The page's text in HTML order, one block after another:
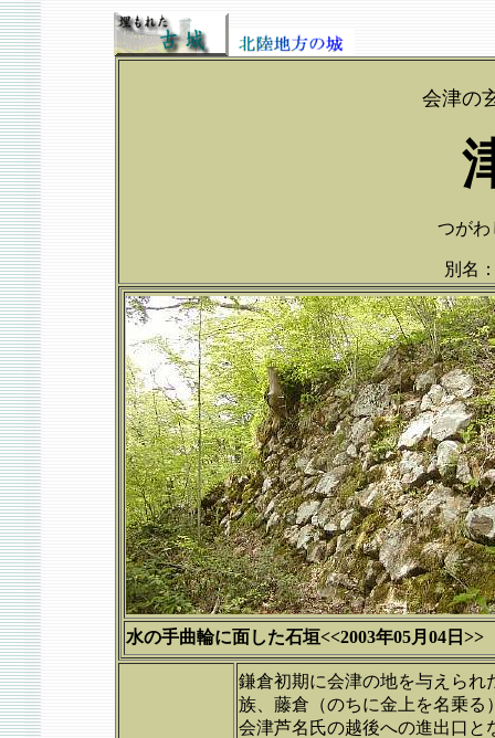
会津の
つがわ
別名
水の手曲輪に面した石垣<<2003年05月04日>>
鎌倉初期に会津の地を与えられ
族、藤倉（のちに金上を名乗る
会津芦名氏の越後への進出口と